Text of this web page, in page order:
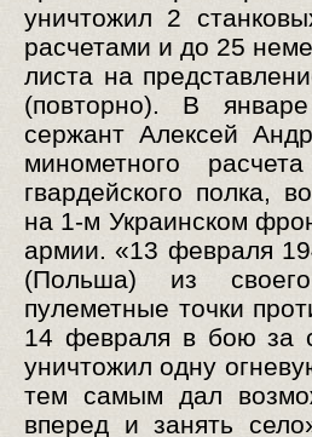
уничтожил 2
расчетами и до 25
листа на
(повторно). В
сержант Алексей
минометного
гвардейского полка,
на 1-м Украинском
армии. «13 февраля
(Польша) из
пулеметные точки
14 февраля в бою за
уничтожил одну
тем самым дал
вперед и занять